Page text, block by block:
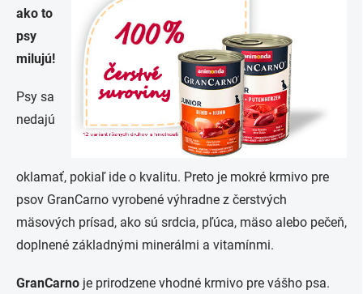
ako to
psy
milujú!
Psy sa
nedajú
oklamať, pokiaľ ide o kvalitu. Preto je mokré krmivo pre
psov GranCarno vyrobené výhradne z čerstvých
mäsových prísad, ako sú srdcia, pľúca, mäso alebo pečeň,
doplnené základnými minerálmi a vitamínmi.
GranCarno je prirodzene vhodné krmivo pre vášho psa.